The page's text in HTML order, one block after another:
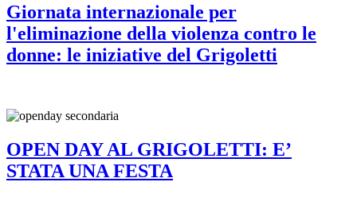
Giornata internazionale per
l'eliminazione della violenza contro le
donne: le iniziative del Grigoletti
OPEN DAY AL GRIGOLETTI: E’
STATA UNA FESTA